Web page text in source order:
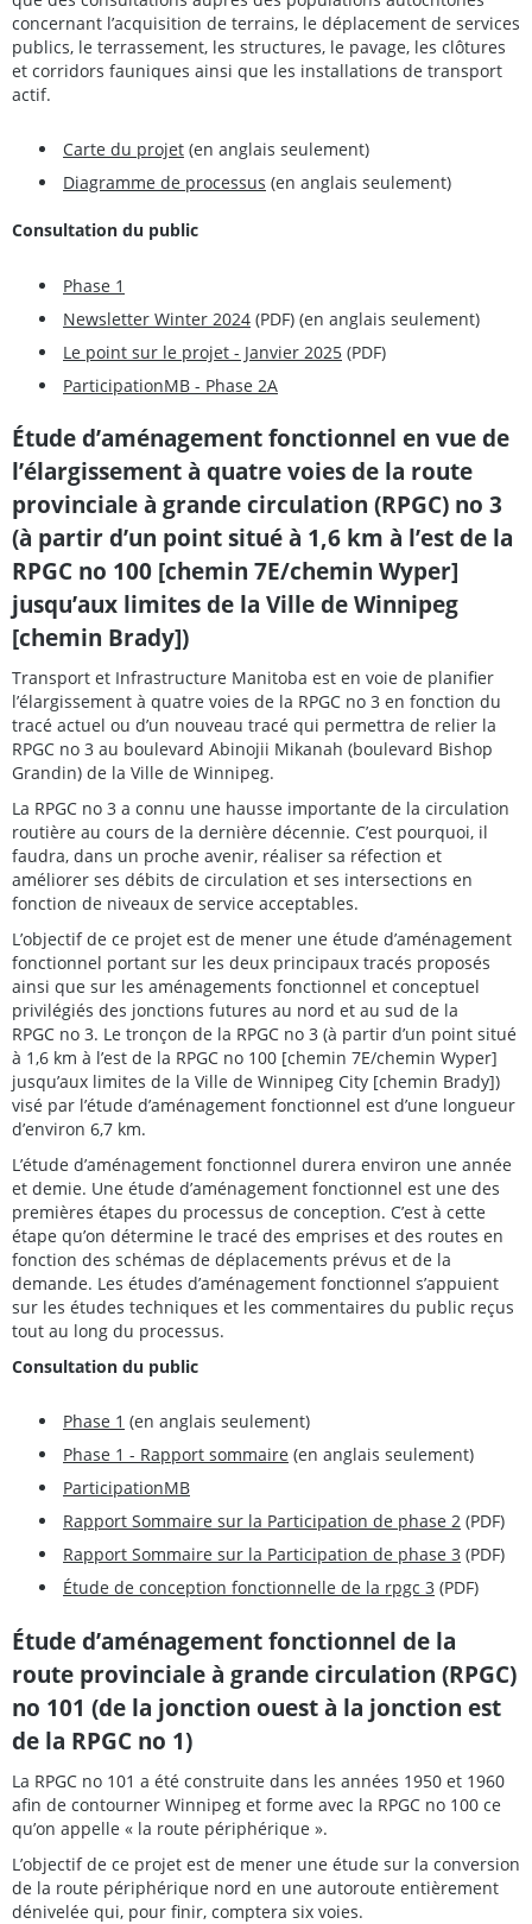
concernant l’acquisition de terrains, le déplacement de services
publics, le terrassement, les structures, le pavage, les clôtures
et corridors fauniques ainsi que les installations de transport
actif.
Carte du projet (en anglais seulement)
Diagramme de processus (en anglais seulement)
Consultation du public
Phase 1
Newsletter Winter 2024 (PDF) (en anglais seulement)
Le point sur le projet - Janvier 2025 (PDF)
ParticipationMB - Phase 2A
Étude d’aménagement fonctionnel en vue de
l’élargissement à quatre voies de la route
provinciale à grande circulation (RPGC) no 3
(à partir d’un point situé à 1,6 km à l’est de la
RPGC no 100 [chemin 7E/chemin Wyper]
jusqu’aux limites de la Ville de Winnipeg
[chemin Brady])
Transport et Infrastructure Manitoba est en voie de planifier
l’élargissement à quatre voies de la RPGC no 3 en fonction du
tracé actuel ou d’un nouveau tracé qui permettra de relier la
RPGC no 3 au boulevard Abinojii Mikanah (boulevard Bishop
Grandin) de la Ville de Winnipeg.
La RPGC no 3 a connu une hausse importante de la circulation
routière au cours de la dernière décennie. C’est pourquoi, il
faudra, dans un proche avenir, réaliser sa réfection et
améliorer ses débits de circulation et ses intersections en
fonction de niveaux de service acceptables.
L’objectif de ce projet est de mener une étude d’aménagement
fonctionnel portant sur les deux principaux tracés proposés
ainsi que sur les aménagements fonctionnel et conceptuel
privilégiés des jonctions futures au nord et au sud de la
RPGC no 3. Le tronçon de la RPGC no 3 (à partir d’un point situé
à 1,6 km à l’est de la RPGC no 100 [chemin 7E/chemin Wyper]
jusqu’aux limites de la Ville de Winnipeg City [chemin Brady])
visé par l’étude d’aménagement fonctionnel est d’une longueur
d’environ 6,7 km.
L’étude d’aménagement fonctionnel durera environ une année
et demie. Une étude d’aménagement fonctionnel est une des
premières étapes du processus de conception. C’est à cette
étape qu’on détermine le tracé des emprises et des routes en
fonction des schémas de déplacements prévus et de la
demande. Les études d’aménagement fonctionnel s’appuient
sur les études techniques et les commentaires du public reçus
tout au long du processus.
Consultation du public
Phase 1 (en anglais seulement)
Phase 1 - Rapport sommaire (en anglais seulement)
ParticipationMB
Rapport Sommaire sur la Participation de phase 2 (PDF)
Rapport Sommaire sur la Participation de phase 3 (PDF)
Étude de conception fonctionnelle de la rpgc 3 (PDF)
Étude d’aménagement fonctionnel de la
route provinciale à grande circulation (RPGC)
no 101 (de la jonction ouest à la jonction est
de la RPGC no 1)
La RPGC no 101 a été construite dans les années 1950 et 1960
afin de contourner Winnipeg et forme avec la RPGC no 100 ce
qu’on appelle « la route périphérique ».
L’objectif de ce projet est de mener une étude sur la conversion
de la route périphérique nord en une autoroute entièrement
dénivelée qui, pour finir, comptera six voies.